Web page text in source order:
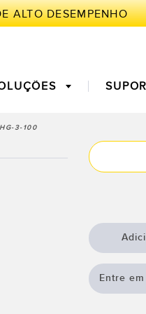
ALTO DESEMPENHO
Fiber Optics
Sensores
Vibração
3-100
Entre